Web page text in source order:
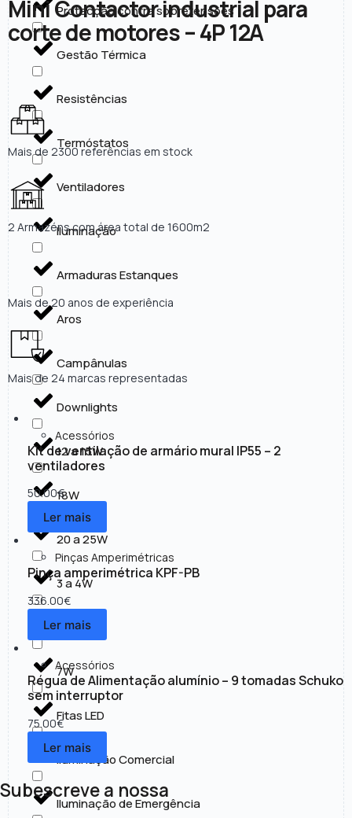
Protecção contra sobretensões
Gestão Térmica
Resistências
Termóstatos
Ventiladores
Iluminação
Armaduras Estanques
Aros
Campânulas
Downlights
12 a 15W
18W
20 a 25W
3 a 4W
30 a 50W
7W
Fitas LED
Iluminação Comercial
Iluminação de Emergência
Mini Contactor industrial para
corte de motores – 4P 12A
Mais de 2300 referências em stock
2 Armazéns com área total de 1600m2
Mais de 20 anos de experiência
Mais de 24 marcas representadas
Acessórios
Kit de ventilação de armário mural IP55 – 2
ventiladores
50.00€
Ler mais
Pinças Amperimétricas
Pinça amperimétrica KPF-PB
336.00€
Ler mais
Acessórios
Régua de Alimentação alumínio – 9 tomadas Schuko
sem interruptor
75.00€
Ler mais
Subescreve a nossa